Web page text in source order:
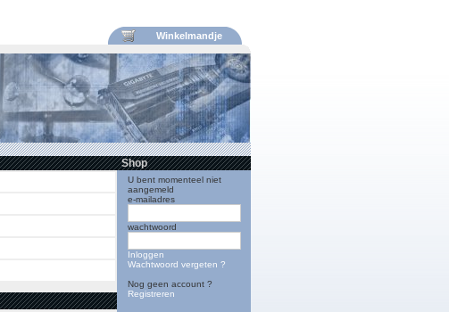
Winkelmandje
Shop
U bent momenteel niet
aangemeld
e-mailadres
wachtwoord
Inloggen
Wachtwoord vergeten ?
Nog geen account ?
Registreren